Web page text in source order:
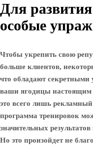
Для
особые
Чтобы укрепить свою
больше клиентов,
что обладают
ваши ягодицы настоящим
это всего лишь
программа тренировок
значительных
Но это произойдет не